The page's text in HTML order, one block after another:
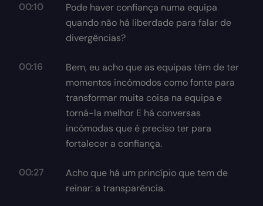
00:10
Pode haver confiança numa equipa
quando não há liberdade para falar de
divergências?
00:16
Bem, eu acho que as equipas têm de ter
momentos incómodos como fonte para
transformar muita coisa na equipa e
torná-la melhor E há conversas
incómodas que é preciso ter para
fortalecer a confiança.
00:27
Acho que há um princípio que tem de
reinar: a transparência.